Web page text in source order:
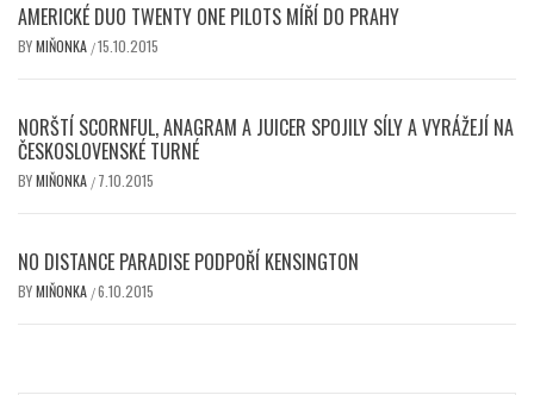
AMERICKÉ DUO TWENTY ONE PILOTS MÍŘÍ DO PRAHY
BYMIŇONKA /15.10.2015
NORŠTÍ SCORNFUL, ANAGRAM A JUICER SPOJILY SÍLY A VYRÁŽEJÍ NA
ČESKOSLOVENSKÉ TURNÉ
BYMIŇONKA / 7.10.2015
NO DISTANCE PARADISE PODPOŘÍ KENSINGTON
BYMIŇONKA /6.10.2015